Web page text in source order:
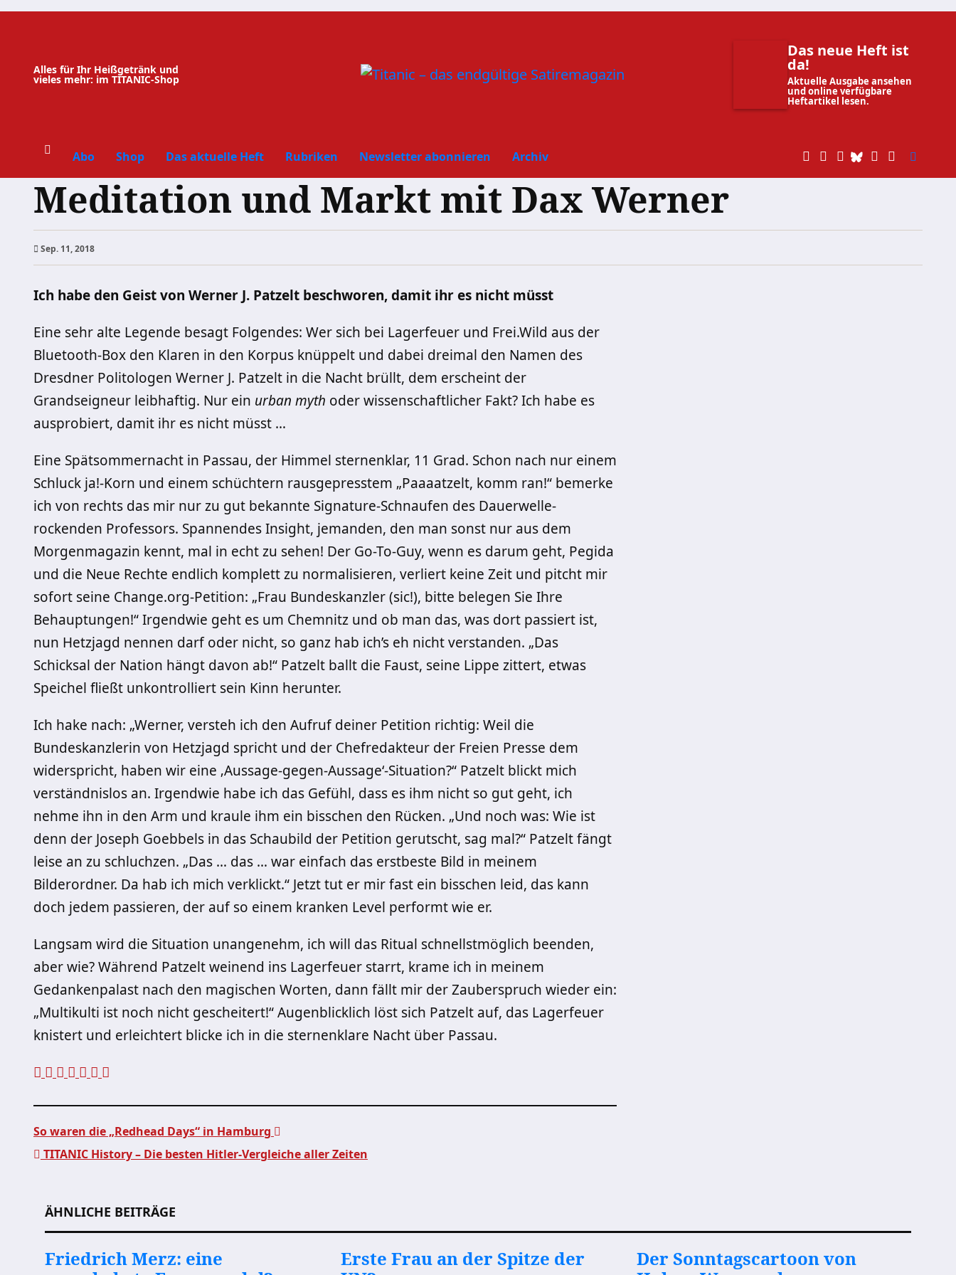
Zum
Alles für Ihr Heißgetränk und
vieles mehr: im TITANIC-Shop
Das neue Heft ist
da!
Aktuelle Ausgabe ansehen
und online verfügbare
Heftartikel lesen.
Abo Shop Das aktuelle Heft Rubriken Newsletter abonnieren Archiv
Meditation und Markt mit Dax Werner
Sep. 11, 2018
Ich habe den Geist von Werner J. Patzelt beschworen, damit ihr es nicht müsst
Eine sehr alte Legende besagt Folgendes: Wer sich bei Lagerfeuer und Frei.Wild aus der
Bluetooth-Box den Klaren in den Korpus knüppelt und dabei dreimal den Namen des
Dresdner Politologen Werner J. Patzelt in die Nacht brüllt, dem erscheint der
Grandseigneur leibhaftig. Nur ein urban myth oder wissenschaftlicher Fakt? Ich habe es
ausprobiert, damit ihr es nicht müsst …
Eine Spätsommernacht in Passau, der Himmel sternenklar, 11 Grad. Schon nach nur einem
Schluck ja!-Korn und einem schüchtern rausgepresstem „Paaaatzelt, komm ran!“ bemerke
ich von rechts das mir nur zu gut bekannte Signature-Schnaufen des Dauerwelle-
rockenden Professors. Spannendes Insight, jemanden, den man sonst nur aus dem
Morgenmagazin kennt, mal in echt zu sehen! Der Go-To-Guy, wenn es darum geht, Pegida
und die Neue Rechte endlich komplett zu normalisieren, verliert keine Zeit und pitcht mir
sofort seine Change.org-Petition: „Frau Bundeskanzler (sic!), bitte belegen Sie Ihre
Behauptungen!“ Irgendwie geht es um Chemnitz und ob man das, was dort passiert ist,
nun Hetzjagd nennen darf oder nicht, so ganz hab ich’s eh nicht verstanden. „Das
Schicksal der Nation hängt davon ab!“ Patzelt ballt die Faust, seine Lippe zittert, etwas
Speichel fließt unkontrolliert sein Kinn herunter.
Ich hake nach: „Werner, versteh ich den Aufruf deiner Petition richtig: Weil die
Bundeskanzlerin von Hetzjagd spricht und der Chefredakteur der Freien Presse dem
widerspricht, haben wir eine ‚Aussage-gegen-Aussage‘-Situation?“ Patzelt blickt mich
verständnislos an. Irgendwie habe ich das Gefühl, dass es ihm nicht so gut geht, ich
nehme ihn in den Arm und kraule ihm ein bisschen den Rücken. „Und noch was: Wie ist
denn der Joseph Goebbels in das Schaubild der Petition gerutscht, sag mal?“ Patzelt fängt
leise an zu schluchzen. „Das … das … war einfach das erstbeste Bild in meinem
Bilderordner. Da hab ich mich verklickt.“ Jetzt tut er mir fast ein bisschen leid, das kann
doch jedem passieren, der auf so einem kranken Level performt wie er.
Langsam wird die Situation unangenehm, ich will das Ritual schnellstmöglich beenden,
aber wie? Während Patzelt weinend ins Lagerfeuer starrt, krame ich in meinem
Gedankenpalast nach den magischen Worten, dann fällt mir der Zauberspruch wieder ein:
„Multikulti ist noch nicht gescheitert!“ Augenblicklich löst sich Patzelt auf, das Lagerfeuer
knistert und erleichtert blicke ich in die sternenklare Nacht über Passau.
So waren die „Redhead Days“ in Hamburg
TITANIC History – Die besten Hitler-Vergleiche aller Zeiten
ÄHNLICHE BEITRÄGE
Friedrich Merz: eine
Erste Frau an der Spitze der
Der Sonntagscartoon von